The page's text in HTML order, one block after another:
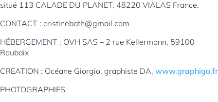
situé 113 CALADE DU PLANET, 48220 VIALAS France.
CONTACT : cristinebath@gmail.com
HÉBERGEMENT : OVH SAS – 2 rue Kellermann, 59100
Roubaix
CREATION : Océane Giorgio, graphiste DA, www.graphigo.fr
PHOTOGRAPHIES